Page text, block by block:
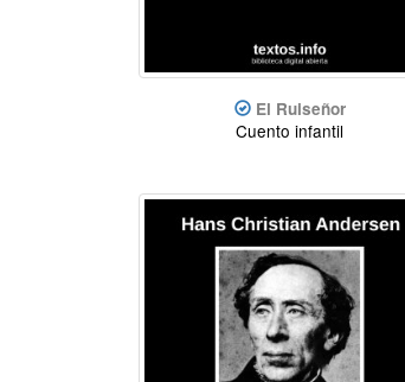
El Ruiseñor
Cuento infantil